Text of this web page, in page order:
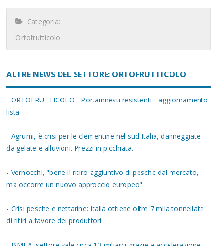
Categoria:
Ortofrutticolo
ALTRE NEWS DEL SETTORE: ORTOFRUTTICOLO
- ORTOFRUTTICOLO - Portainnesti resistenti - aggiornamento
lista
- Agrumi, è crisi per le clementine nel sud Italia, danneggiate
da gelate e alluvioni. Prezzi in picchiata.
- Vernocchi, "bene il ritiro aggiuntivo di pesche dal mercato,
ma occorre un nuovo approccio europeo"
- Crisi pesche e nettarine: Italia ottiene oltre 7 mila tonnellate
di ritiri a favore dei produttori